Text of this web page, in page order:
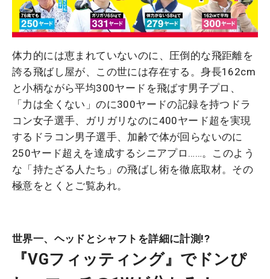
体力的には恵まれていないのに、圧倒的な飛距離を
誇る飛ばし屋が、この世には存在する。身長162cm
と小柄ながら平均300ヤードを飛ばす男子プロ、
「力は全くない」のに300ヤードの記録を持つドラ
コン女子選手、ガリガリなのに400ヤード超を実現
するドラコン男子選手、加齢で体が回らないのに
250ヤード超えを達成するシニアプロ……。このよう
な「持たざる人たち」の飛ばし術を徹底取材。その
極意をとくとご覧あれ。
世界一、ヘッドとシャフトを詳細に計測!?
『VGフィッティング』でドンぴ